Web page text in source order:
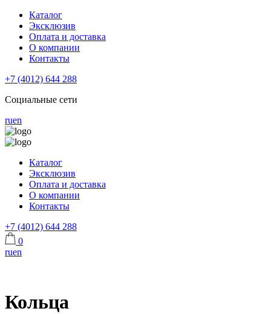
Каталог
Эксклюзив
Оплата и доставка
О компании
Контакты
+7 (4012) 644 288
Социальные сети
ruen
Каталог
Эксклюзив
Оплата и доставка
О компании
Контакты
+7 (4012) 644 288
0
ruen
Кольца